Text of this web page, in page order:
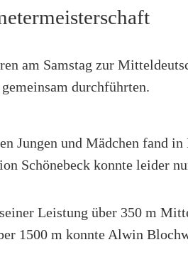
am Samstag zur
durchführten.
Jungen und Mädchen fand
Schönebeck konnte leider
Leistung über 350 m
1500 m konnte Alwin